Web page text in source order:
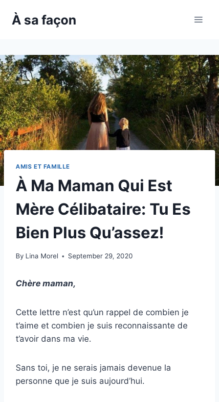
À sa façon
AMIS ET FAMILLE
À Ma Maman Qui Est
Mère Célibataire: Tu Es
Bien Plus Qu’assez!
By Lina Morel September 29, 2020
Chère maman,
Cette lettre n’est qu’un rappel de combien je
t’aime et combien je suis reconnaissante de
t’avoir dans ma vie.
Sans toi, je ne serais jamais devenue la
personne que je suis aujourd’hui.